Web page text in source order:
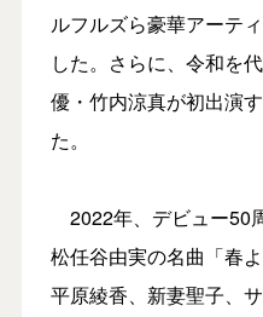
ルフルズら豪華アーテ
した。さらに、令和を
優・竹内涼真が初出演
た。
2022年、デビュー50
松任谷由実の名曲「春
平原綾香、新妻聖子、